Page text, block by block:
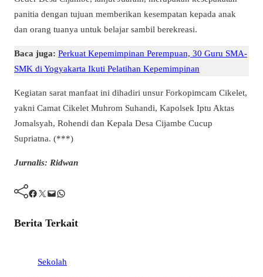
panitia dengan tujuan memberikan kesempatan kepada anak
dan orang tuanya untuk belajar sambil berekreasi.
Baca juga: Perkuat Kepemimpinan Perempuan, 30 Guru SMA-
SMK di Yogyakarta Ikuti Pelatihan Kepemimpinan
Kegiatan sarat manfaat ini dihadiri unsur Forkopimcam Cikelet,
yakni Camat Cikelet Muhrom Suhandi, Kapolsek Iptu Aktas
Jomalsyah, Rohendi dan Kepala Desa Cijambe Cucup
Supriatna. (***)
Jurnalis: Ridwan
Facebook Twitter Mail WhatsApp
Berita Terkait
Sekolah